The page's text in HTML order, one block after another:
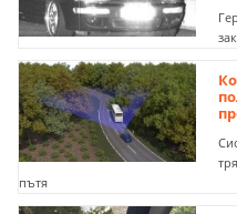
пътя